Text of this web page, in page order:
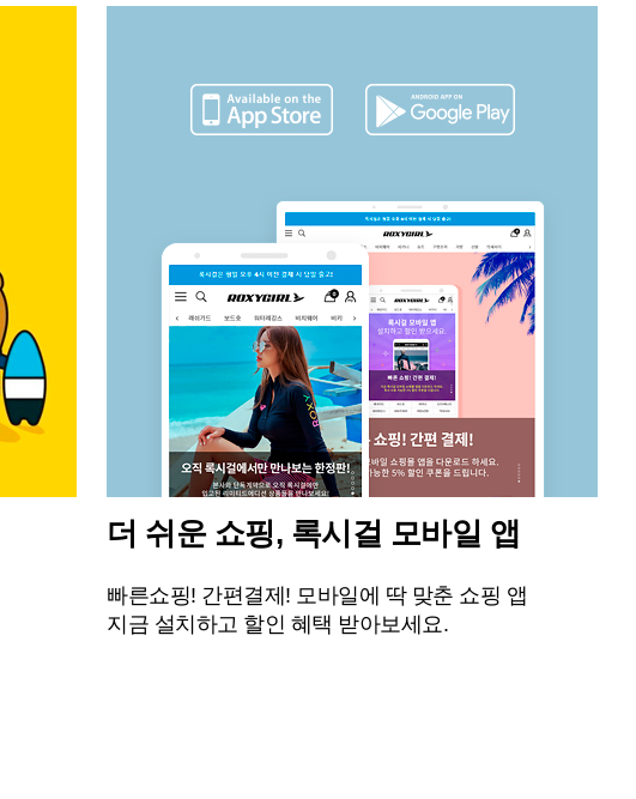
더 쉬운 쇼핑, 록시걸 모바일 앱
빠른쇼핑! 간편결제! 모바일에 딱 맞춘 쇼핑 앱
지금 설치하고 할인 혜택 받아보세요.